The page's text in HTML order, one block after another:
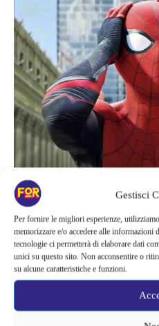
Gestisci
Per fornire le migliori esperienze,
memorizzare e/o accedere alle informazioni
tecnologie ci permetterà di elaborare dati
unici su questo sito. Non acconsentire o
su alcune caratteristiche e funzioni.
Spider-Man-_Brand-
Location come
Glasgow e non
Glasgow torna protagonista: la